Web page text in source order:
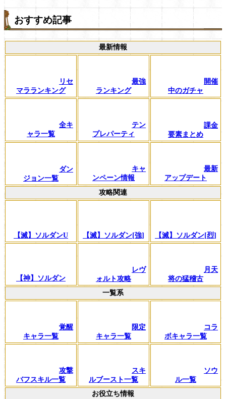
おすすめ記事
最新情報
リセ
マラランキング
最強
ランキング
開催
中のガチャ
全キ
ャラ一覧
テン
プレパーティ
課金
要素まとめ
ダン
ジョン一覧
キャ
ンペーン情報
最新
アップデート
攻略関連
【滅】ソルダンU 【滅】ソルダン[強] 【滅】ソルダン[烈]
【神】ソルダン
レヴ
ォルト攻略
月天
将の猛稽古
一覧系
覚醒
キャラ一覧
限定
キャラ一覧
コラ
ボキャラ一覧
攻撃
バフスキル一覧
スキ
ルブースト一覧
ソウ
ル一覧
お役立ち情報